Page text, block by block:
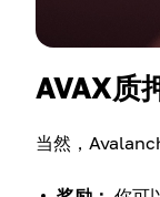
AVAX质
当然，